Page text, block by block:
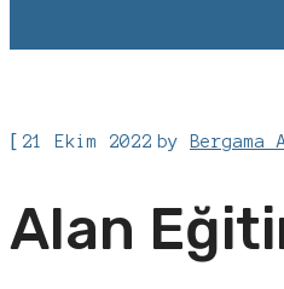
[ 21 Ekim 2022 by Bergama
Alan